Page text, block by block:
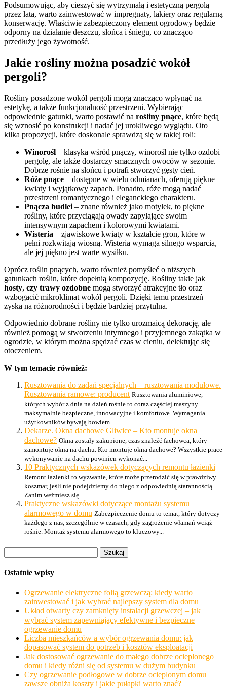
Podsumowując, aby cieszyć się wytrzymałą i estetyczną pergolą
przez lata, warto zainwestować w impregnaty, lakiery oraz regularną
konserwację. Właściwie zabezpieczony element ogrodowy będzie
odporny na działanie deszczu, słońca i śniegu, co znacząco
przedłuży jego żywotność.
Jakie rośliny można posadzić wokół
pergoli?
Rośliny posadzone wokół pergoli mogą znacząco wpłynąć na
estetykę, a także funkcjonalność przestrzeni. Wybierając
odpowiednie gatunki, warto postawić na rośliny pnące, które będą
się wznosić po konstrukcji i nadać jej urokliwego wyglądu. Oto
kilka propozycji, które doskonale sprawdzą się w takiej roli:
Winorośl – klasyka wśród pnączy, winorośl nie tylko ozdobi
pergolę, ale także dostarczy smacznych owoców w sezonie.
Dobrze rośnie na słońcu i potrafi stworzyć gęsty cień.
Róże pnące – dostępne w wielu odmianach, oferują piękne
kwiaty i wyjątkowy zapach. Ponadto, róże mogą nadać
przestrzeni romantycznego i eleganckiego charakteru.
Pnącza budlei – znane również jako motylek, to piękne
rośliny, które przyciągają owady zapylające swoim
intensywnym zapachem i kolorowymi kwiatami.
Wisteria – zjawiskowe kwiaty w kształcie gron, które w
pełni rozkwitają wiosną. Wisteria wymaga silnego wsparcia,
ale jej piękno jest warte wysiłku.
Oprócz roślin pnących, warto również pomyśleć o niższych
gatunkach roślin, które dopełnią kompozycję. Rośliny takie jak
hosty, czy trawy ozdobne mogą stworzyć atrakcyjne tło oraz
wzbogacić mikroklimat wokół pergoli. Dzięki temu przestrzeń
zyska na różnorodności i będzie bardziej przytulna.
Odpowiednio dobrane rośliny nie tylko urozmaicą dekorację, ale
również pomogą w stworzeniu intymnego i przyjemnego zakątka w
ogrodzie, w którym można spędzać czas w cieniu, delektując się
otoczeniem.
W tym temacie również:
Rusztowania do zadań specjalnych – rusztowania modułowe.
Rusztowania ramowe: producent Rusztowania aluminiowe,
których wybór z dnia na dzień rośnie to coraz częściej maszyny
maksymalnie bezpieczne, innowacyjne i komfortowe. Wymagania
użytkowników bywają bowiem...
Dekarze. Okna dachowe Gliwice – Kto montuje okna
dachowe? Okna zostały zakupione, czas znaleźć fachowca, który
zamontuje okna na dachu. Kto montuje okna dachowe? Wszystkie prace
wykonywanie na dachu powinien wykonać...
10 Praktycznych wskazówek dotyczących remontu łazienki
Remont łazienki to wyzwanie, które może przerodzić się w prawdziwy
koszmar, jeśli nie podejdziemy do niego z odpowiednią starannością.
Zanim weźmiesz się...
Praktyczne wskazówki dotyczące montażu systemu
alarmowego w domu Zabezpieczenie domu to temat, który dotyczy
każdego z nas, szczególnie w czasach, gdy zagrożenie włamań wciąż
rośnie. Montaż systemu alarmowego to kluczowy...
Ostatnie wpisy
Ogrzewanie elektryczne folią grzewczą: kiedy warto
zainwestować i jak wybrać najlepszy system dla domu
Układ otwarty czy zamknięty instalacji grzewczej – jak
wybrać system zapewniający efektywne i bezpieczne
ogrzewanie domu
Liczba mieszkańców a wybór ogrzewania domu: jak
dopasować system do potrzeb i kosztów eksploatacji
Jak dostosować ogrzewanie do małego dobrze ocieplonego
domu i kiedy różni się od systemu w dużym budynku
Czy ogrzewanie podłogowe w dobrze ocieplonym domu
zawsze obniża koszty i jakie pułapki warto znać?